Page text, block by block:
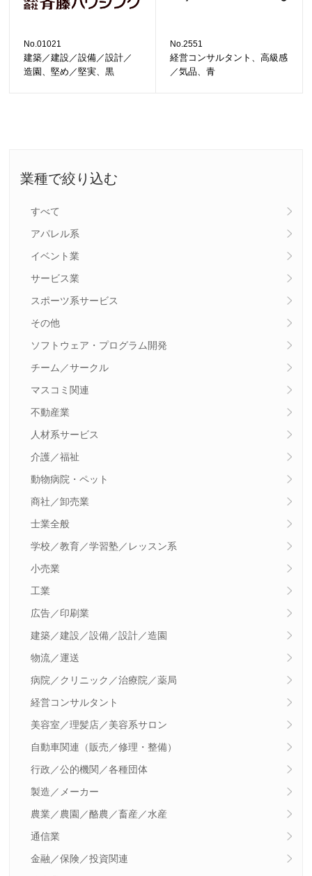
業種で絞り込む
すべて
アパレル系
イベント業
サービス業
スポーツ系サービス
その他
ソフトウェア・プログラム開発
チーム／サークル
マスコミ関連
不動産業
人材系サービス
介護／福祉
動物病院・ペット
商社／卸売業
士業全般
学校／教育／学習塾／レッスン系
小売業
工業
広告／印刷業
建築／建設／設備／設計／造園
物流／運送
病院／クリニック／治療院／薬局
経営コンサルタント
美容室／理髪店／美容系サロン
自動車関連（販売／修理・整備）
行政／公的機関／各種団体
製造／メーカー
農業／農園／酪農／畜産／水産
通信業
金融／保険／投資関連
No.01021
建築／建設／設備／設計／
造園、堅め／堅実、黒
No.2551
経営コンサルタント、高級感
／気品、青